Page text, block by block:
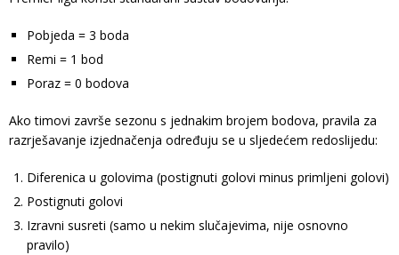
Pobjeda = 3 boda
Remi = 1 bod
Poraz = 0 bodova
Ako timovi završe sezonu s jednakim brojem bodova, pravila za
razrješavanje izjednačenja određuju se u sljedećem redoslijedu:
Diferenica u golovima (postignuti golovi minus primljeni golovi)
Postignuti golovi
Izravni susreti (samo u nekim slučajevima, nije osnovno
pravilo)